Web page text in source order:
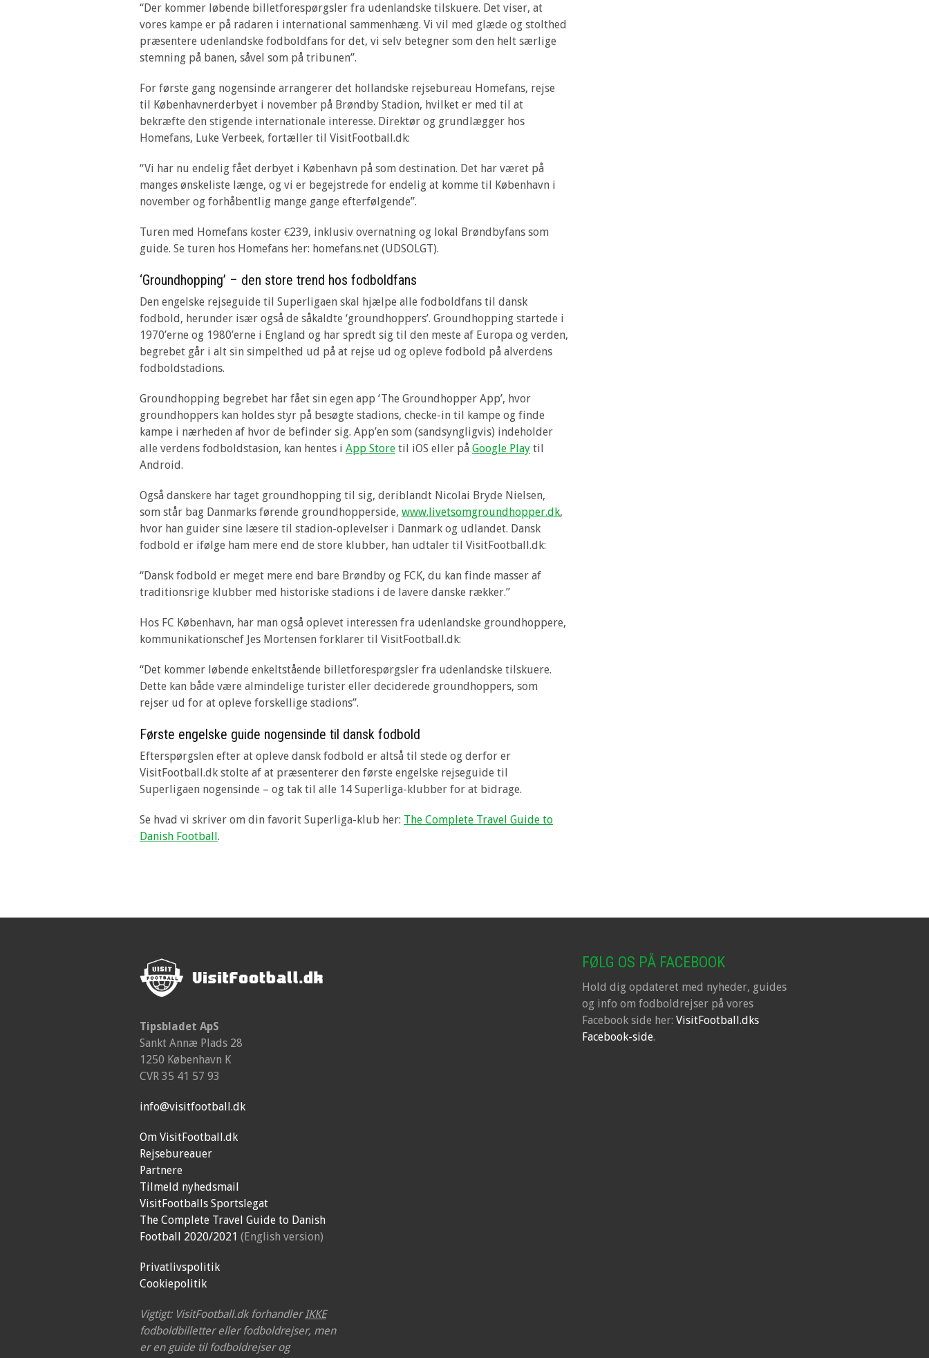
“Der kommer løbende billetforespørgsler fra udenlandske tilskuere. Det viser, at
vores kampe er på radaren i international sammenhæng. Vi vil med glæde og stolthed
præsentere udenlandske fodboldfans for det, vi selv betegner som den helt særlige
stemning på banen, såvel som på tribunen”.
For første gang nogensinde arrangerer det hollandske rejsebureau Homefans, rejse
til Københavnerderbyet i november på Brøndby Stadion, hvilket er med til at
bekræfte den stigende internationale interesse. Direktør og grundlægger hos
Homefans, Luke Verbeek, fortæller til VisitFootball.dk:
“Vi har nu endelig fået derbyet i København på som destination. Det har været på
manges ønskeliste længe, og vi er begejstrede for endelig at komme til København i
november og forhåbentlig mange gange efterfølgende”.
Turen med Homefans koster €239, inklusiv overnatning og lokal Brøndbyfans som
guide. Se turen hos Homefans her: homefans.net (UDSOLGT).
‘Groundhopping’ – den store trend hos fodboldfans
Den engelske rejseguide til Superligaen skal hjælpe alle fodboldfans til dansk
fodbold, herunder især også de såkaldte ‘groundhoppers’. Groundhopping startede i
1970’erne og 1980’erne i England og har spredt sig til den meste af Europa og verden,
begrebet går i alt sin simpelthed ud på at rejse ud og opleve fodbold på alverdens
fodboldstadions.
Groundhopping begrebet har fået sin egen app ‘The Groundhopper App’, hvor
groundhoppers kan holdes styr på besøgte stadions, checke-in til kampe og finde
kampe i nærheden af hvor de befinder sig. App’en som (sandsyngligvis) indeholder
alle verdens fodboldstasion, kan hentes i App Store til iOS eller på Google Play til
Android.
Også danskere har taget groundhopping til sig, deriblandt Nicolai Bryde Nielsen,
som står bag Danmarks førende groundhopperside, www.livetsomgroundhopper.dk,
hvor han guider sine læsere til stadion-oplevelser i Danmark og udlandet. Dansk
fodbold er ifølge ham mere end de store klubber, han udtaler til VisitFootball.dk:
“Dansk fodbold er meget mere end bare Brøndby og FCK, du kan finde masser af
traditionsrige klubber med historiske stadions i de lavere danske rækker.”
Hos FC København, har man også oplevet interessen fra udenlandske groundhoppere,
kommunikationschef Jes Mortensen forklarer til VisitFootball.dk:
“Det kommer løbende enkeltstående billetforespørgsler fra udenlandske tilskuere.
Dette kan både være almindelige turister eller deciderede groundhoppers, som
rejser ud for at opleve forskellige stadions”.
Første engelske guide nogensinde til dansk fodbold
Efterspørgslen efter at opleve dansk fodbold er altså til stede og derfor er
VisitFootball.dk stolte af at præsenterer den første engelske rejseguide til
Superligaen nogensinde – og tak til alle 14 Superliga-klubber for at bidrage.
Se hvad vi skriver om din favorit Superliga-klub her: The Complete Travel Guide to
Danish Football.
Tipsbladet ApS
Sankt Annæ Plads 28
1250 København K
CVR 35 41 57 93
info@visitfootball.dk
Om VisitFootball.dk
Rejsebureauer
Partnere
Tilmeld nyhedsmail
VisitFootballs Sportslegat
The Complete Travel Guide to Danish
Football 2020/2021 (English version)
Privatlivspolitik
Cookiepolitik
Vigtigt: VisitFootball.dk forhandler IKKE
fodboldbilletter eller fodboldrejser, men
er en guide til fodboldrejser og
FØLG OS PÅ FACEBOOK
Hold dig opdateret med nyheder, guides
og info om fodboldrejser på vores
Facebook side her: VisitFootball.dks
Facebook-side.